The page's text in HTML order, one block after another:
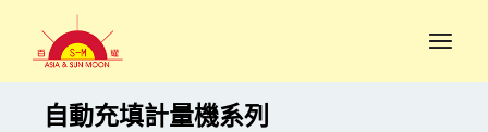
自動充填計量機系列